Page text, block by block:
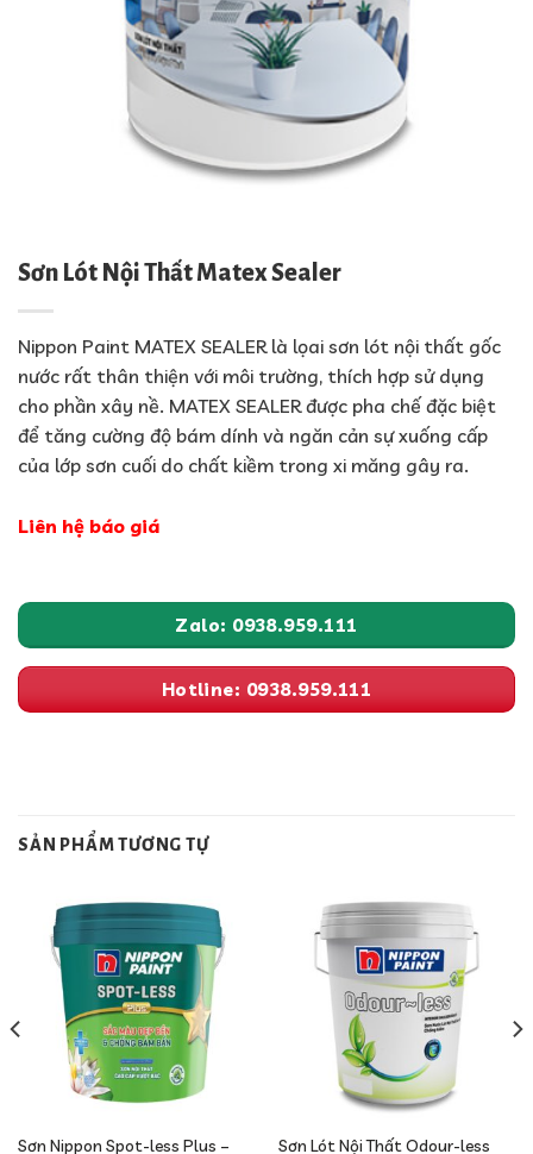
Sơn Lót Nội Thất Matex Sealer
Nippon Paint MATEX SEALER là lọai sơn lót nội thất gốc
nước rất thân thiện với môi trường, thích hợp sử dụng
cho phần xây nề. MATEX SEALER được pha chế đặc biệt
để tăng cường độ bám dính và ngăn cản sự xuống cấp
của lớp sơn cuối do chất kiềm trong xi măng gây ra.
Liên hệ báo giá
Zalo: 0938.959.111
Hotline: 0938.959.111
SẢN PHẨM TƯƠNG TỰ
Sơn Nippon Spot-less Plus –
Sơn Lót Nội Thất Odour-less